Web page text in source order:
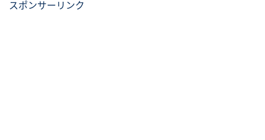
スポンサーリンク